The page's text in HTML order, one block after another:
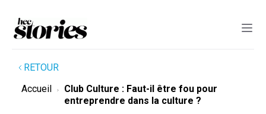
RETOUR
Accueil
Club Culture : Faut-il être fou pour
entreprendre dans la culture ?